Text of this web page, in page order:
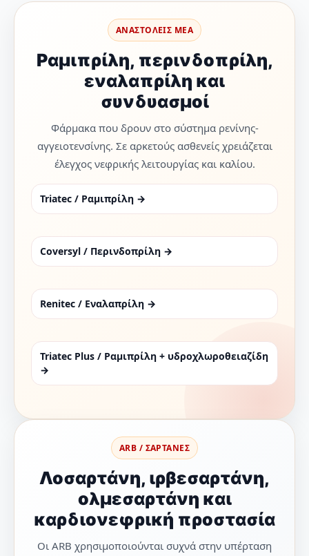
ΑΝΑΣΤΟΛΕΙΣ ΜΕΑ
Ραμιπρίλη, περινδοπρίλη,
εναλαπρίλη και
συνδυασμοί
Φάρμακα που δρουν στο σύστημα ρενίνης-
αγγειοτενσίνης. Σε αρκετούς ασθενείς χρειάζεται
έλεγχος νεφρικής λειτουργίας και καλίου.
Triatec / Ραμιπρίλη →
Coversyl / Περινδοπρίλη →
Renitec / Εναλαπρίλη →
Triatec Plus / Ραμιπρίλη + υδροχλωροθειαζίδη
→
ARB / ΣΑΡΤΑΝΕΣ
Λοσαρτάνη, ιρβεσαρτάνη,
ολμεσαρτάνη και
καρδιονεφρική προστασία
Οι ARB χρησιμοποιούνται συχνά στην υπέρταση